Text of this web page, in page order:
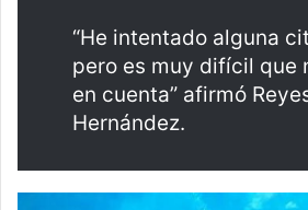
“He intentado alguna
pero es muy difícil que
en cuenta” afirmó
Hernández.